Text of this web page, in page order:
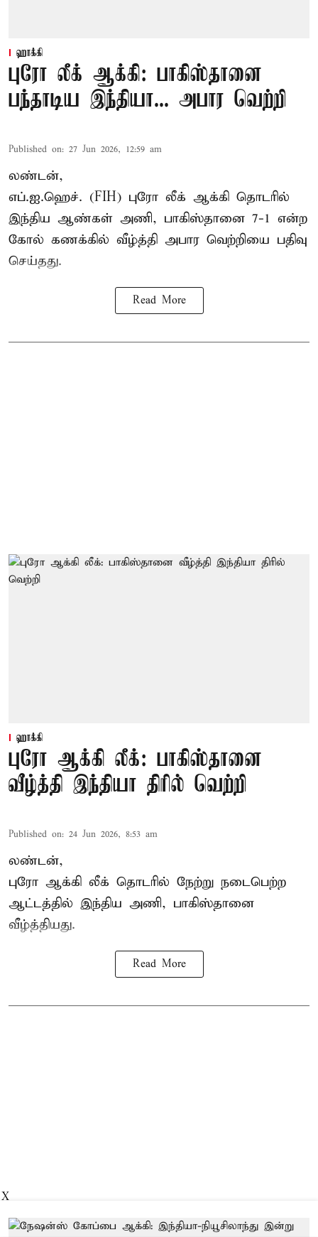
ஹாக்கி
புரோ லீக் ஆக்கி: பாகிஸ்தானை
பந்தாடிய இந்தியா... அபார வெற்றி
Published on: 27 Jun 2026, 12:59 am
லண்டன்,
எப்.ஐ.ஹெச். (FIH) புரோ லீக் ஆக்கி தொடரில்
இந்திய ஆண்கள் அணி, பாகிஸ்தானை 7-1 என்ற
கோல் கணக்கில் வீழ்த்தி அபார வெற்றியை பதிவு
செய்தது.
Read More
ஹாக்கி
புரோ ஆக்கி லீக்: பாகிஸ்தானை
வீழ்த்தி இந்தியா திரில் வெற்றி
Published on: 24 Jun 2026, 8:53 am
லண்டன்,
புரோ ஆக்கி லீக் தொடரில் நேற்று நடைபெற்ற
ஆட்டத்தில் இந்திய அணி, பாகிஸ்தானை
வீழ்த்தியது.
Read More
X